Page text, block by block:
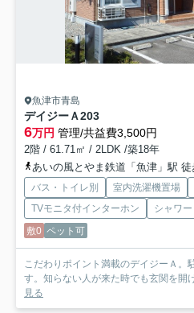
魚津市青島
デイジーＡ203
6万円 管理/共益費3,500円
2階 / 61.71㎡ / 2LDK /築18年
あいの風とやま鉄道「魚津」駅 徒
バス・トイレ別 室内洗濯機置場
TVモニタ付インターホン
シャワー
敷0 ペット可
こだわりポイント満載のデイジーＡ。
す。知らない人が来た時でも玄関を開
見る